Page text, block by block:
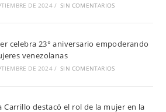
DE 2024 / SIN COMENTARIOS
celebra 23° aniversario empoderando
venezolanas
DE 2024 / SIN COMENTARIOS
Carrillo destacó el rol de la mujer en la